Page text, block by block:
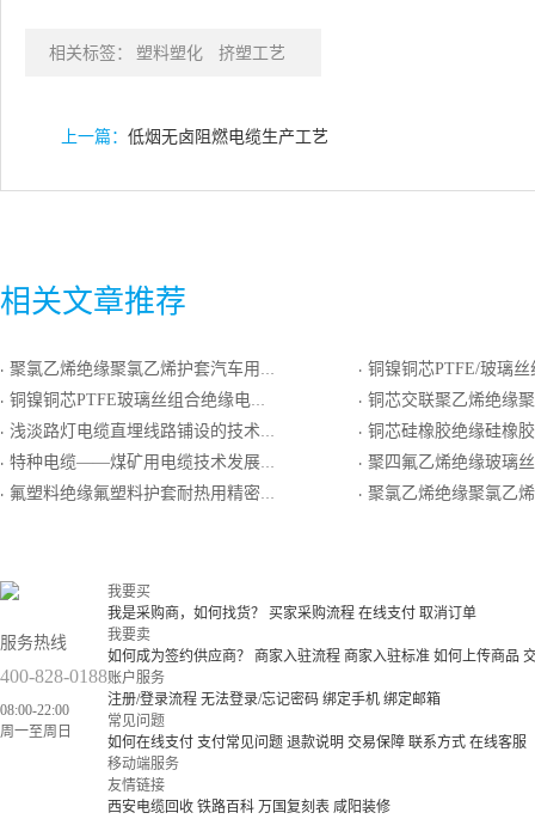
相关标签： 塑料塑化 挤塑工艺
上一篇： 低烟无卤阻燃电缆生产工艺
相关文章推荐
· 聚氯乙烯绝缘聚氯乙烯护套汽车用软线
· 铜镍铜芯PTFE玻璃丝组合绝缘电线电缆
· 浅淡路灯电缆直埋线路铺设的技术要求
· 特种电缆——煤矿用电缆技术发展趋势
· 氟塑料绝缘氟塑料护套耐热用精密级热电偶N分度号补偿导线
· 铜镍铜芯PTFE/玻璃丝组合绝缘镀镍圆铜线绕包屏蔽
· 铜芯交联聚乙烯绝缘聚乙烯护套铜带屏
· 铜芯硅橡胶绝缘硅橡胶护套
· 聚四氟乙烯绝缘玻璃丝编织耐热用精密级S分度
· 聚氯乙烯绝缘聚氯乙烯护套多根软导
服务热线
400-828-0188
08:00-22:00
周一至周日
我要买
我是采购商，如何找货？
买家采购流程 在线支付 取消订单
我要卖
如何成为签约供应商？
商家入驻流程 商家入驻标准 如何上传商品
账户服务
注册/登录流程 无法登录/忘记密码 绑定手机 绑定邮箱
常见问题
如何在线支付 支付常见问题 退款说明 交易保障 联系方式 在线客服
移动端服务
友情链接
西安电缆回收 铁路百科 万国复刻表 咸阳装修